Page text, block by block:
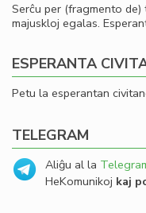
Serĉu per (fragmento
majuskloj egalas.
ESPERANTA
Petu la esperantan
TELEGRAM
Aliĝu al la
HeKomunikoj kaj